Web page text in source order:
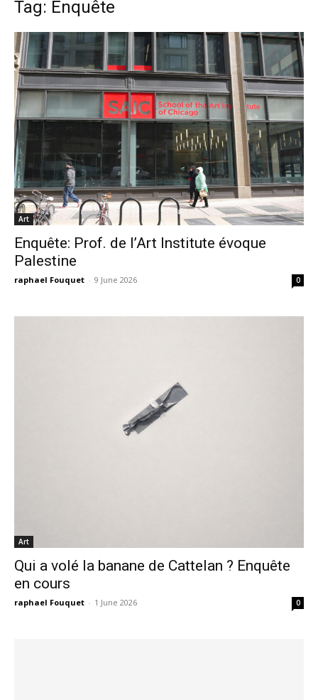
Tag: Enquête
Art
Enquête: Prof. de l’Art Institute évoque
Palestine
raphael Fouquet - 9 June 2026 0
Art
Qui a volé la banane de Cattelan ? Enquête
en cours
raphael Fouquet - 1 June 2026 0